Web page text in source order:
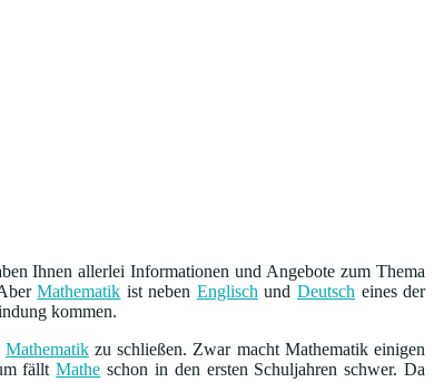
Ihnen allerlei Informationen und Angebote zum Thema
Mathematik ist neben Englisch und Deutsch eines der
kommen.
Mathematikzu schließen. Zwar macht Mathematik einigen
fälltMathe schon in den ersten Schuljahren schwer. Da